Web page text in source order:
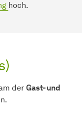
hoch.
der Gast- und